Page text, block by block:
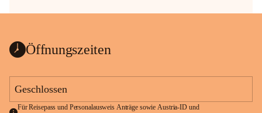
Öffnungszeiten
Geschlossen
Für Reisepass und Personalausweis Anträge sowie Austria-ID und